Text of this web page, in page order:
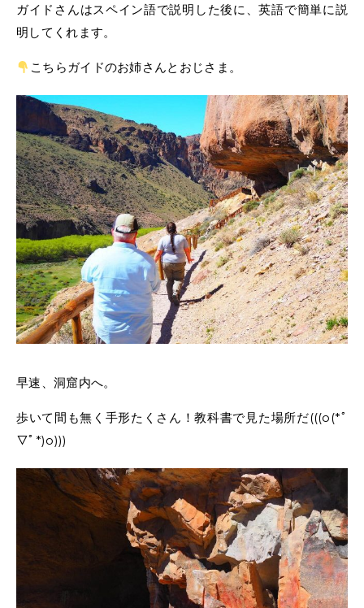
ガイドさんはスペイン語で説明した後に、英語で簡単に説
明してくれます。
こちらガイドのお姉さんとおじさま。
早速、洞窟内へ。
歩いて間も無く手形たくさん！教科書で見た場所だ(((o(*ﾟ
▽ﾟ*)o)))